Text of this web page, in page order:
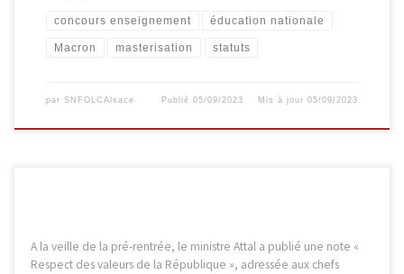
concours enseignement éducation nationale
Macron masterisation statuts
par SNFOLCAlsace Publié05/09/2023 Mis à jour05/09/2023
A la veille de la pré-rentrée, le ministre Attal a publié une note «
Respect des valeurs de la République », adressée aux chefs